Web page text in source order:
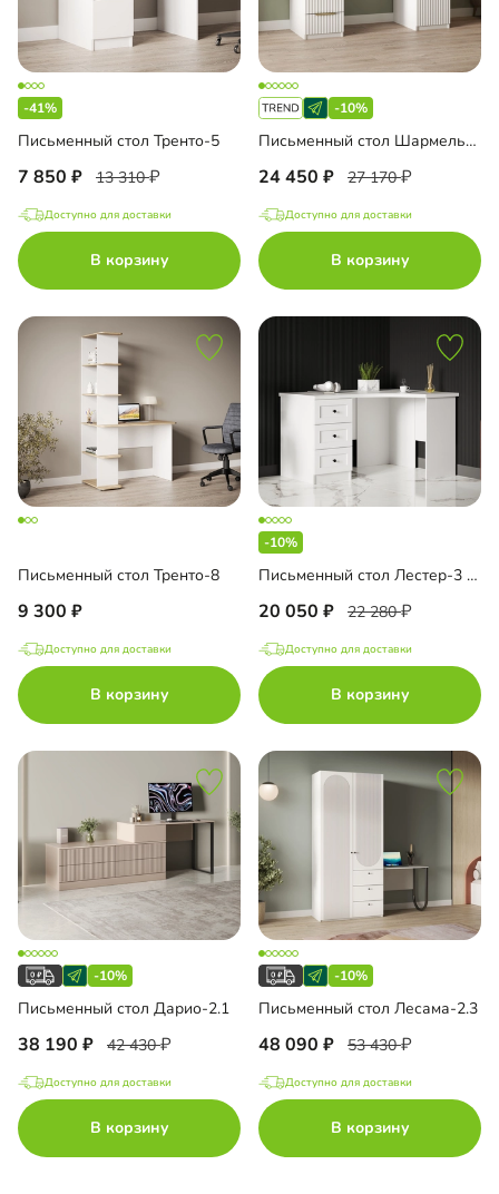
-41%
Письменный стол Тренто-5
7 850 13 310
Доступно для доставки
В корзину
-10%
Письменный стол Шармель-4 Лайф
24 450 27 170
Доступно для доставки
В корзину
Письменный стол Тренто-8
9 300
Доступно для доставки
В корзину
-10%
Письменный стол Лестер-3 угловой
20 050 22 280
Доступно для доставки
В корзину
-10%
Письменный стол Дарио-2.1
38 190 42 430
Доступно для доставки
В корзину
-10%
Письменный стол Лесама-2.3
48 090 53 430
Доступно для доставки
В корзину